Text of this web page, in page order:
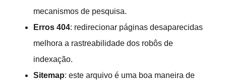
mecanismos de pesquisa.
Erros 404: redirecionar páginas desaparecidas
melhora a rastreabilidade dos robôs de
indexação.
Sitemap: este arquivo é uma boa maneira de